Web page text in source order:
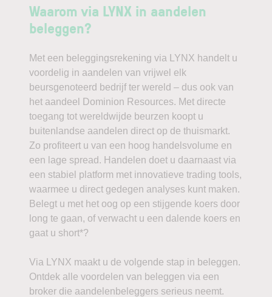
Waarom via LYNX in aandelen
beleggen?
Met een beleggingsrekening via LYNX handelt u
voordelig in aandelen van vrijwel elk
beursgenoteerd bedrijf ter wereld – dus ook van
het aandeel Dominion Resources. Met directe
toegang tot wereldwijde beurzen koopt u
buitenlandse aandelen direct op de thuismarkt.
Zo profiteert u van een hoog handelsvolume en
een lage spread. Handelen doet u daarnaast via
een stabiel platform met innovatieve trading tools,
waarmee u direct gedegen analyses kunt maken.
Belegt u met het oog op een stijgende koers door
long te gaan, of verwacht u een dalende koers en
gaat u short*?
Via LYNX maakt u de volgende stap in beleggen.
Ontdek alle voordelen van beleggen via een
broker die aandelenbeleggers serieus neemt.